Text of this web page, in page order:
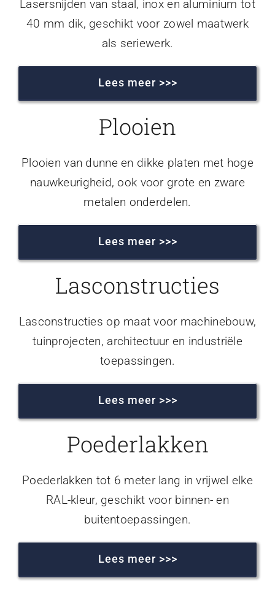
Lasersnijden van staal, inox en aluminium tot
40 mm dik, geschikt voor zowel maatwerk
als seriewerk.
Lees meer >>>
Plooien
Plooien van dunne en dikke platen met hoge
nauwkeurigheid, ook voor grote en zware
metalen onderdelen.
Lees meer >>>
Lasconstructies
Lasconstructies op maat voor machinebouw,
tuinprojecten, architectuur en industriële
toepassingen.
Lees meer >>>
Poederlakken
Poederlakken tot 6 meter lang in vrijwel elke
RAL-kleur, geschikt voor binnen- en
buitentoepassingen.
Lees meer >>>